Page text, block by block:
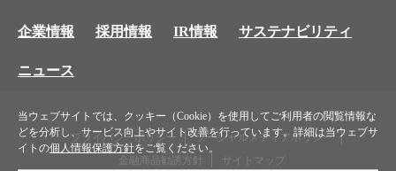
当ウェブサイトでは、クッキー（Cookie）を使用してご利用者の閲覧情報な
どを分析し、サービス向上やサイト改善を行っています。詳細は当ウェブサ
イトの個人情報保護方針をご覧ください。
企業情報 採用情報 IR情報 サステナビリティ
ニュース
プライバシーポリシー
ソーシャルメディアポリシー
金融商品勧誘方針
サイトマップ